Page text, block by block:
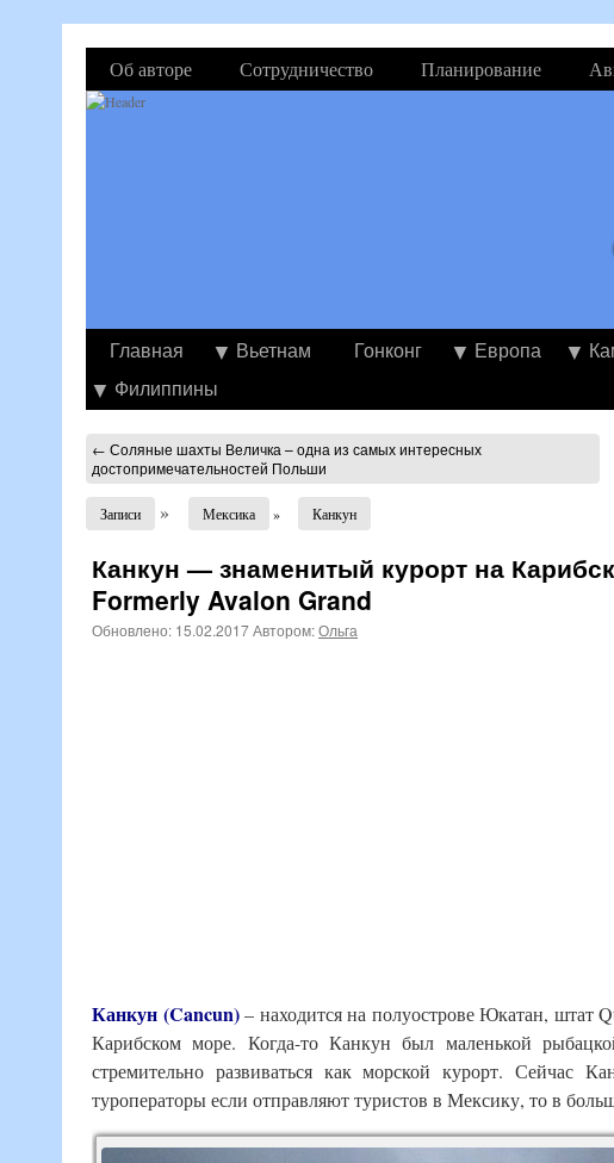
Об авторе Сотрудничество Планирование
Главная Вьетнам Гонконг Европа
Филиппины
← Соляные шахты Величка – одна из самых интересных
достопримечательностей Польши
Записи » Мексика » Канкун
Канкун — знаменитый курорт на
Formerly Avalon Grand
Обновлено: 15.02.2017Автором:Ольга
Канкун (Cancun)– находится на полуострове Юкатан, штат
Карибском море. Когда-то Канкун был маленькой
стремительно развиваться как морской курорт. Сейчас
туроператоры если отправляют туристов в Мексику, то в